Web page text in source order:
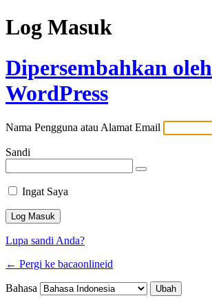
Log Masuk
Dipersembahkan oleh
WordPress
Nama Pengguna atau Alamat Email
Sandi
Ingat Saya
Lupa sandi Anda?
← Pergi ke bacaonlineid
Bahasa